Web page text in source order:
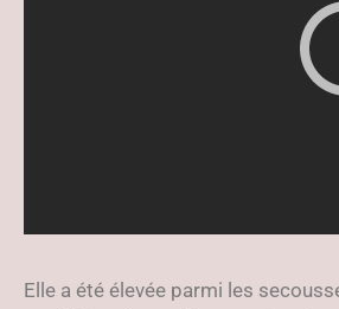
Elle a été élevée parmi les